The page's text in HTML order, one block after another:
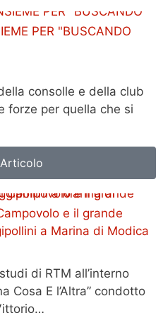
PER "BUSCANDO
consolle e della club
forze per quella che si
e il grande
a Marina di Modica
di RTM all’interno
Cosa E l’Altra” condotto